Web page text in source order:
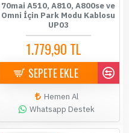
70mai A510, A810, A800se ve
Omni İçin Park Modu Kablosu
UP03
1.779,90 TL
SEPETE EKLE
Hemen Al
Whatsapp Destek